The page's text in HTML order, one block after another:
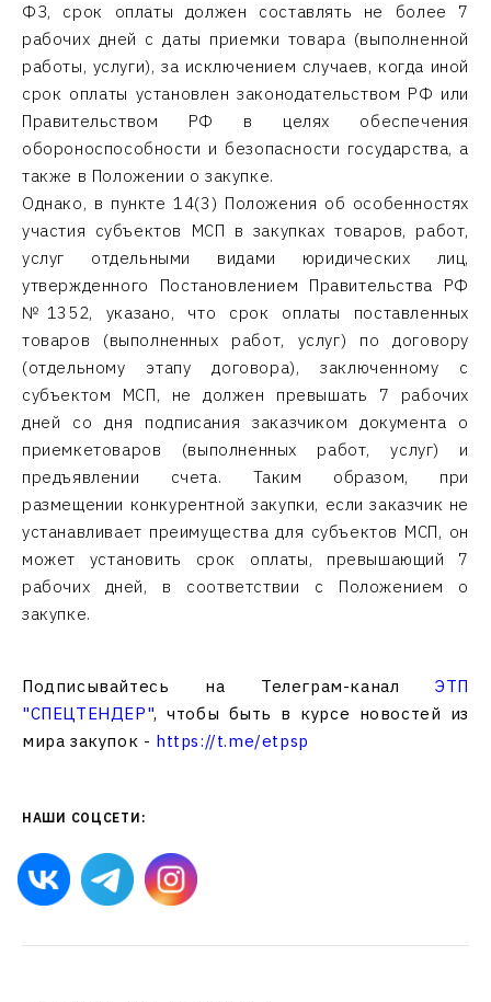
ФЗ, срок оплаты должен составлять не более 7
рабочих дней с даты приемки товара (выполненной
работы, услуги), за исключением случаев, когда иной
срок оплаты установлен законодательством РФ или
Правительством РФ в целях обеспечения
обороноспособности и безопасности государства, а
также в Положении о закупке.
Однако, в пункте 14(3) Положения об особенностях
участия субъектов МСП в закупках товаров, работ,
услуг отдельными видами юридических лиц,
утвержденного Постановлением Правительства РФ
№1352, указано, что срок оплаты поставленных
товаров (выполненных работ, услуг) по договору
(отдельному этапу договора), заключенному с
субъектом МСП, не должен превышать 7 рабочих
дней со дня подписания заказчиком документа о
приемкетоваров (выполненных работ, услуг) и
предъявлении счета. Таким образом, при
размещении конкурентной закупки, если заказчик не
устанавливает преимущества для субъектов МСП, он
может установить срок оплаты, превышающий 7
рабочих дней, в соответствии с Положением о
закупке.
Подписывайтесь на Телеграм-каналЭТП
"СПЕЦТЕНДЕР", чтобы быть в курсе новостей из
мира закупок - https://t.me/etpsp
НАШИ СОЦСЕТИ: